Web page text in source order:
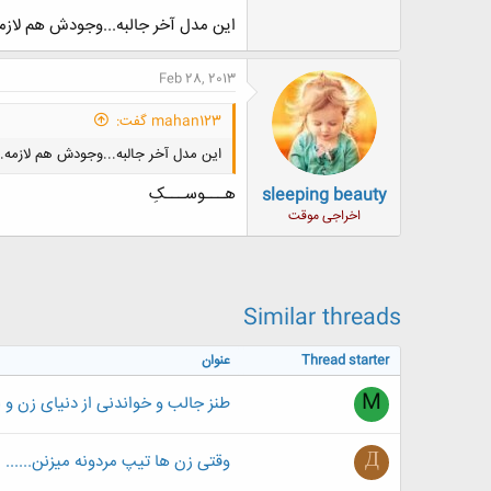
این مدل آخر جالبه...وجودش هم
sleeping beauty
اخراجی موقت
Feb 28, 2013
mahan123 گفت:
این مدل آخر جالبه...وجودش هم
هـــوســـکِ
Similar threads
Thread starter عنوان
M طنز جالب و خواندنی از دنیای زن
Д وقتی زن ها تیپ مردونه میزنن......